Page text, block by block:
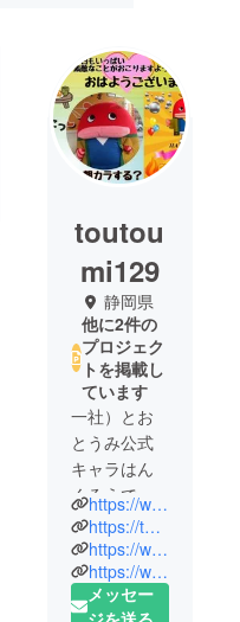
toutou
mi129
静岡県
他に2件の
プロジェク
トを掲載し
ています
一社）とお
とうみ公式
キャラはん
くろうです
浜松市を盛
り上げる障
害者就労訓
練施設と娯
https://www.tootoumi.jp/
https://twitter.com/koko598082481
https://www.tiktok.com/foryou?lang=ja#
https://www.instagram.com/hankurow/
メッセー